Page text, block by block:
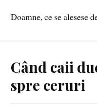
Doamne, ce se alesese
Când caii
spre ceruri